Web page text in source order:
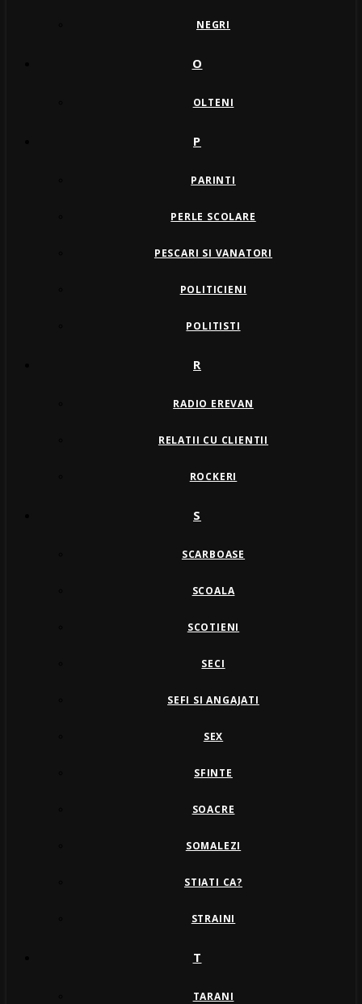
NEGRI
O
OLTENI
P
PARINTI
PERLE SCOLARE
PESCARI SI VANATORI
POLITICIENI
POLITISTI
R
RADIO EREVAN
RELATII CU CLIENTII
ROCKERI
S
SCARBOASE
SCOALA
SCOTIENI
SECI
SEFI SI ANGAJATI
SEX
SFINTE
SOACRE
SOMALEZI
STIATI CA?
STRAINI
T
TARANI